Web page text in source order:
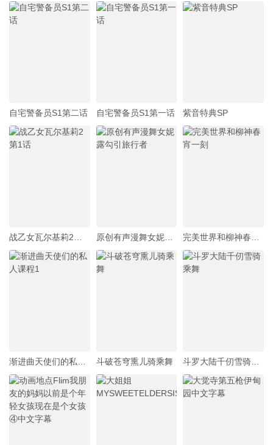
自宅警备员S1第二话 自宅警备员S1第一话 紫音特典SP
原创有声漫舞女妮露勾引旅行者
斗破苍穹熏儿骑乘舞